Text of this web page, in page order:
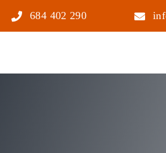
684 402 290